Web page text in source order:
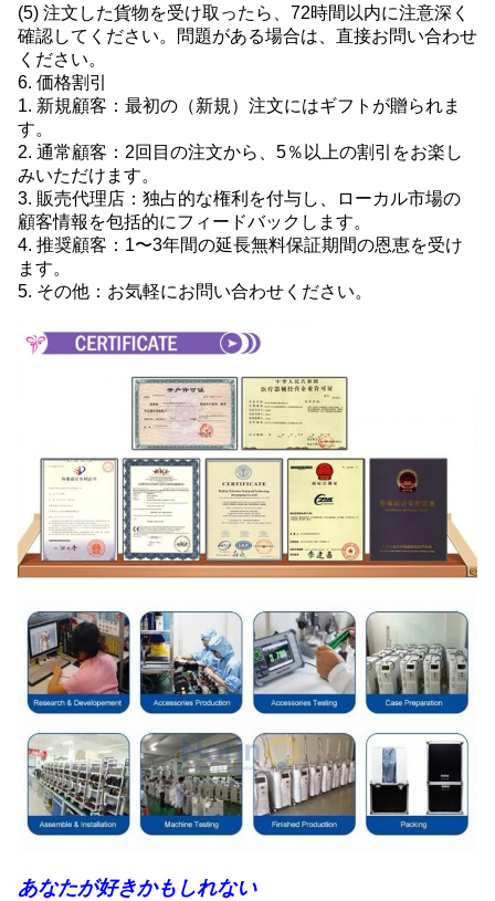
(5) 注文した貨物を受け取ったら、72時間以内に注意深く
確認してください。問題がある場合は、直接お問い合わせ
ください。
6. 価格割引
1. 新規顧客：最初の（新規）注文にはギフトが贈られま
す。
2. 通常顧客：2回目の注文から、5％以上の割引をお楽し
みいただけます。
3. 販売代理店：独占的な権利を付与し、ローカル市場の
顧客情報を包括的にフィードバックします。
4. 推奨顧客：1〜3年間の延長無料保証期間の恩恵を受け
ます。
5. その他：お気軽にお問い合わせください。
あなたが好きかもしれない